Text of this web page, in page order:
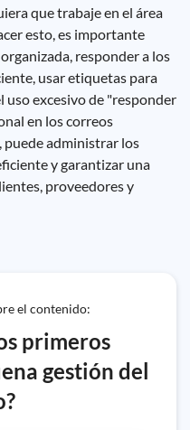
que trabaje en el área
esto, es importante
responder a los
usar etiquetas para
uso excesivo de "responder
en los correos
puede administrar los
y garantizar una
proveedores y
el contenido:
primeros
gestión del